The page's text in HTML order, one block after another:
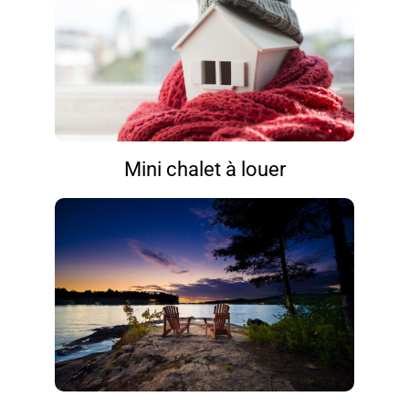
Mini chalet à louer